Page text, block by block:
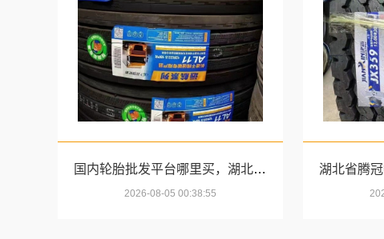
国内轮胎批发平台哪里买，湖北省腾冠畅实业贸易有限公司正品保障
2026-08-05 00:38:55